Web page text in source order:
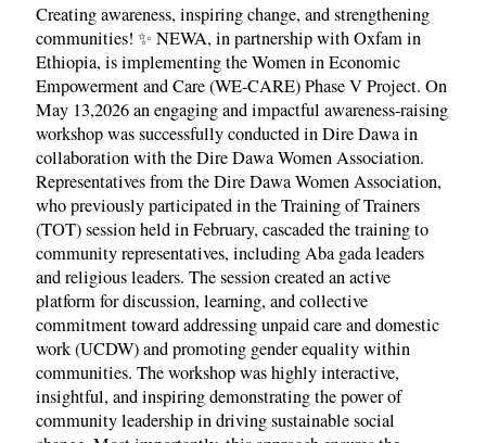
Creating awareness, inspiring change, and strengthening
communities! ✨ NEWA, in partnership with Oxfam in
Ethiopia, is implementing the Women in Economic
Empowerment and Care (WE-CARE) Phase V Project. On
May 13,2026 an engaging and impactful awareness-raising
workshop was successfully conducted in Dire Dawa in
collaboration with the Dire Dawa Women Association.
Representatives from the Dire Dawa Women Association,
who previously participated in the Training of Trainers
(TOT) session held in February, cascaded the training to
community representatives, including Aba gada leaders
and religious leaders. The session created an active
platform for discussion, learning, and collective
commitment toward addressing unpaid care and domestic
work (UCDW) and promoting gender equality within
communities. The workshop was highly interactive,
insightful, and inspiring demonstrating the power of
community leadership in driving sustainable social